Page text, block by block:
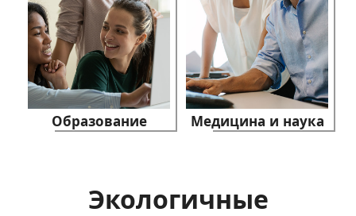
Образование Медицина и наука
Экологичные